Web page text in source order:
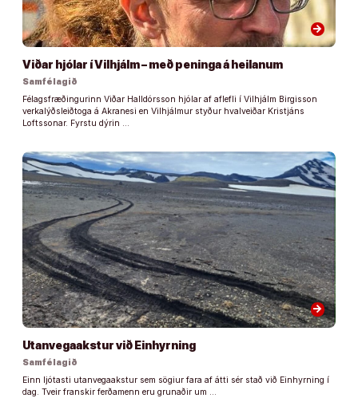
arrow_forward
Viðar hjólar í Vilhjálm – með peninga á heilanum
Samfélagið
Félagsfræðingurinn Viðar Halldórsson hjólar af aflefli í Vilhjálm Birgisson
verkalýðsleiðtoga á Akranesi en Vilhjálmur styður hvalveiðar Kristjáns
Loftssonar. Fyrstu dýrin …
arrow_forward
Utanvegaakstur við Einhyrning
Samfélagið
Einn ljótasti utanvegaakstur sem sögiur fara af átti sér stað við Einhyrning í
dag. Tveir franskir ferðamenn eru grunaðir um …